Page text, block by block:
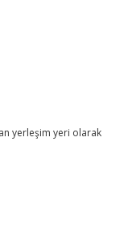
yerleşim yeri olarak